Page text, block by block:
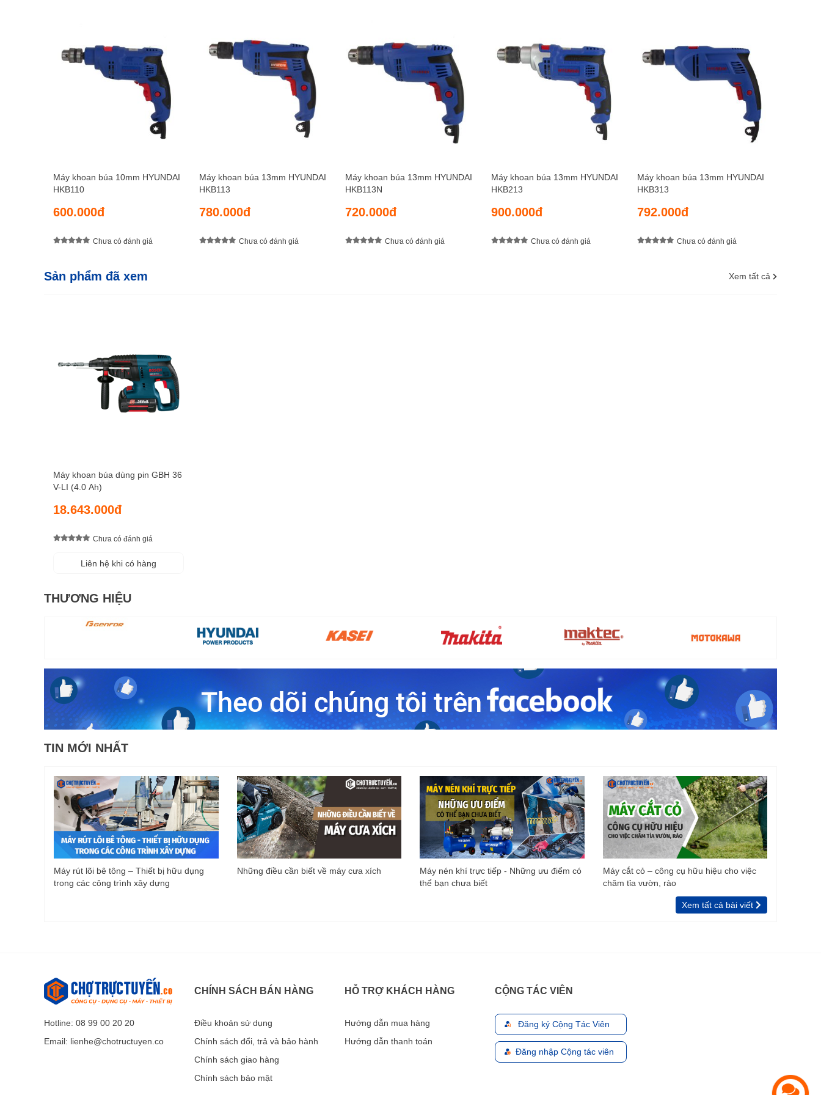
Máy khoan búa 10mm HYUNDAI
HKB110
600.000đ
Chưa có đánh giá
Máy khoan búa 13mm HYUNDAI
HKB113
780.000đ
Chưa có đánh giá
Máy khoan búa 13mm HYUNDAI
HKB113N
720.000đ
Chưa có đánh giá
Máy khoan búa 13mm HYUNDAI
HKB213
900.000đ
Chưa có đánh giá
Máy khoan búa 13mm HYUNDAI
HKB313
792.000đ
Chưa có đánh giá
Sản phẩm đã xem Xem tất cả
Máy khoan búa dùng pin GBH 36
V-LI (4.0 Ah)
18.643.000đ
Chưa có đánh giá
Liên hệ khi có hàng
THƯƠNG HIỆU
TIN MỚI NHẤT
Máy rút lõi bê tông – Thiết bị hữu dụng
trong các công trình xây dựng
Những điều cần biết về máy cưa xích
Máy nén khí trực tiếp - Những ưu điểm có
thể bạn chưa biết
Máy cắt cỏ – công cụ hữu hiệu cho việc
chăm tỉa vườn, rào
Xem tất cả bài viết
Hotline: 08 99 00 20 20
Email: lienhe@chotructuyen.co
CHÍNH SÁCH BÁN HÀNG
Điều khoản sử dụng
Chính sách đổi, trả và bảo hành
Chính sách giao hàng
Chính sách bảo mật
HỖ TRỢ KHÁCH HÀNG
Hướng dẫn mua hàng
Hướng dẫn thanh toán
CỘNG TÁC VIÊN
Đăng ký Cộng Tác Viên
Đăng nhập Cộng tác viên